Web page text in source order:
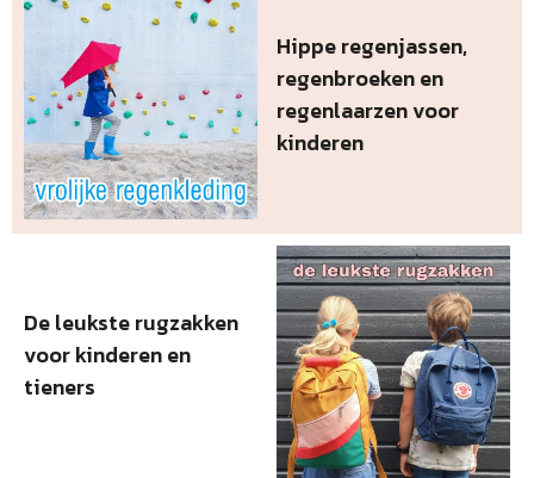
Hippe regenjassen,
regenbroeken en
regenlaarzen voor
kinderen
De leukste rugzakken
voor kinderen en
tieners